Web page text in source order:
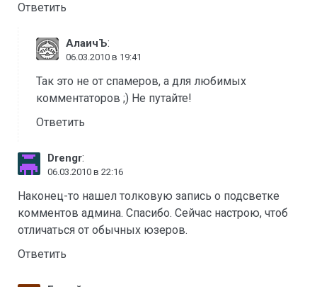
Ответить
АлаичЪ:
06.03.2010 в 19:41
Так это не от спамеров, а для любимых
комментаторов ;) Не путайте!
Ответить
Drengr:
06.03.2010 в 22:16
Наконец-то нашел толковую запись о подсветке
комментов админа. Спасибо. Сейчас настрою, чтоб
отличаться от обычных юзеров.
Ответить